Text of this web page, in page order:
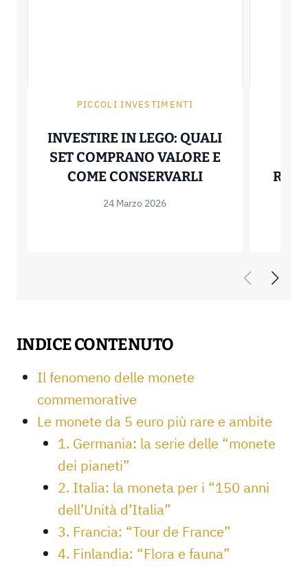
PICCOLI INVESTIMENTI
INVESTIRE IN LEGO: QUALI
SET COMPRANO VALORE E
COME CONSERVARLIINVESTIRE IN
24 Marzo 2026
INDICE CONTENUTO
Il fenomeno delle monete
commemorative
Le monete da 5 euro più rare e ambite
1. Germania: la serie delle “monete
dei pianeti”
2. Italia: la moneta per i “150 anni
dell’Unità d’Italia”
3. Francia: “Tour de France”
4. Finlandia: “Flora e fauna”